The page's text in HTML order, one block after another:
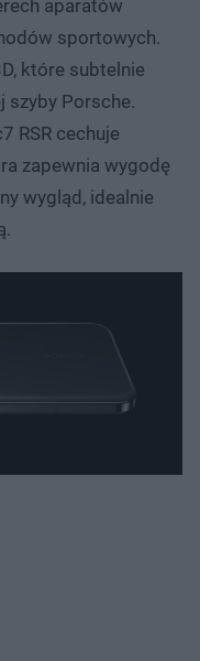
aparatów
sportowych.
które subtelnie
szyby Porsche.
RSR cechuje
zapewnia wygodę
wygląd, idealnie